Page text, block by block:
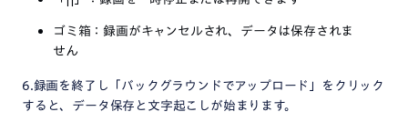
ゴミ箱：録画がキャンセルされ、データは保存されま
せん
6.録画を終了し「バックグラウンドでアップロード」をクリック
すると、データ保存と文字起こしが始まります。